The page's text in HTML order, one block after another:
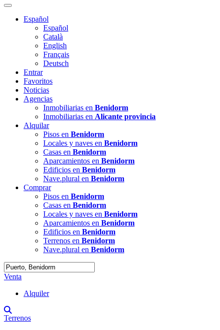
Español
Español
Català
English
Français
Deutsch
Entrar
Favoritos
Noticias
Agencias
Inmobiliarias en Benidorm
Inmobiliarias en Alicante provincia
Alquilar
Pisos en Benidorm
Locales y naves en Benidorm
Casas en Benidorm
Aparcamientos en Benidorm
Edificios en Benidorm
Nave.plural en Benidorm
Comprar
Pisos en Benidorm
Casas en Benidorm
Locales y naves en Benidorm
Aparcamientos en Benidorm
Edificios en Benidorm
Terrenos en Benidorm
Nave.plural en Benidorm
Venta
Alquiler
Terrenos